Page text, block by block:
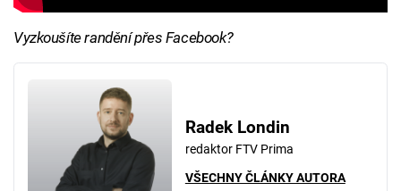
Vyzkoušíte randění přes Facebook?
Radek Londin
redaktor FTV Prima
VŠECHNY ČLÁNKY AUTORA